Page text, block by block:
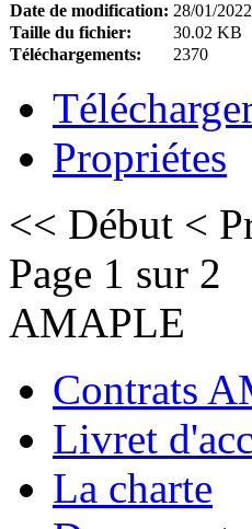
Date de modification: 28/01/2022
Taille du fichier:
30.02 KB
Téléchargements:
2370
Propriétes
<< Début <
Page 1 sur 2
AMAPLE
Contrats
Livret
La charte